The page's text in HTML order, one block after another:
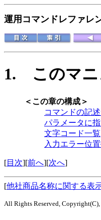
運用コマンドレファレ
1. このマ
＜この章の構成＞
コマンドの記
パラメータに
文字コード一覧
入力エラー位
[目次][前へ][次へ]
[他社商品名称に関する表
All Rights Reserved,